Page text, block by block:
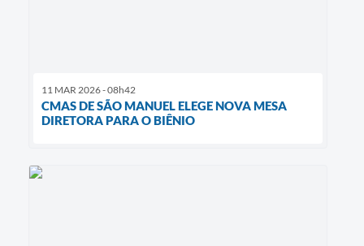
11 MAR 2026 - 08h42
CMAS DE SÃO MANUEL ELEGE NOVA MESA
DIRETORA PARA O BIÊNIO